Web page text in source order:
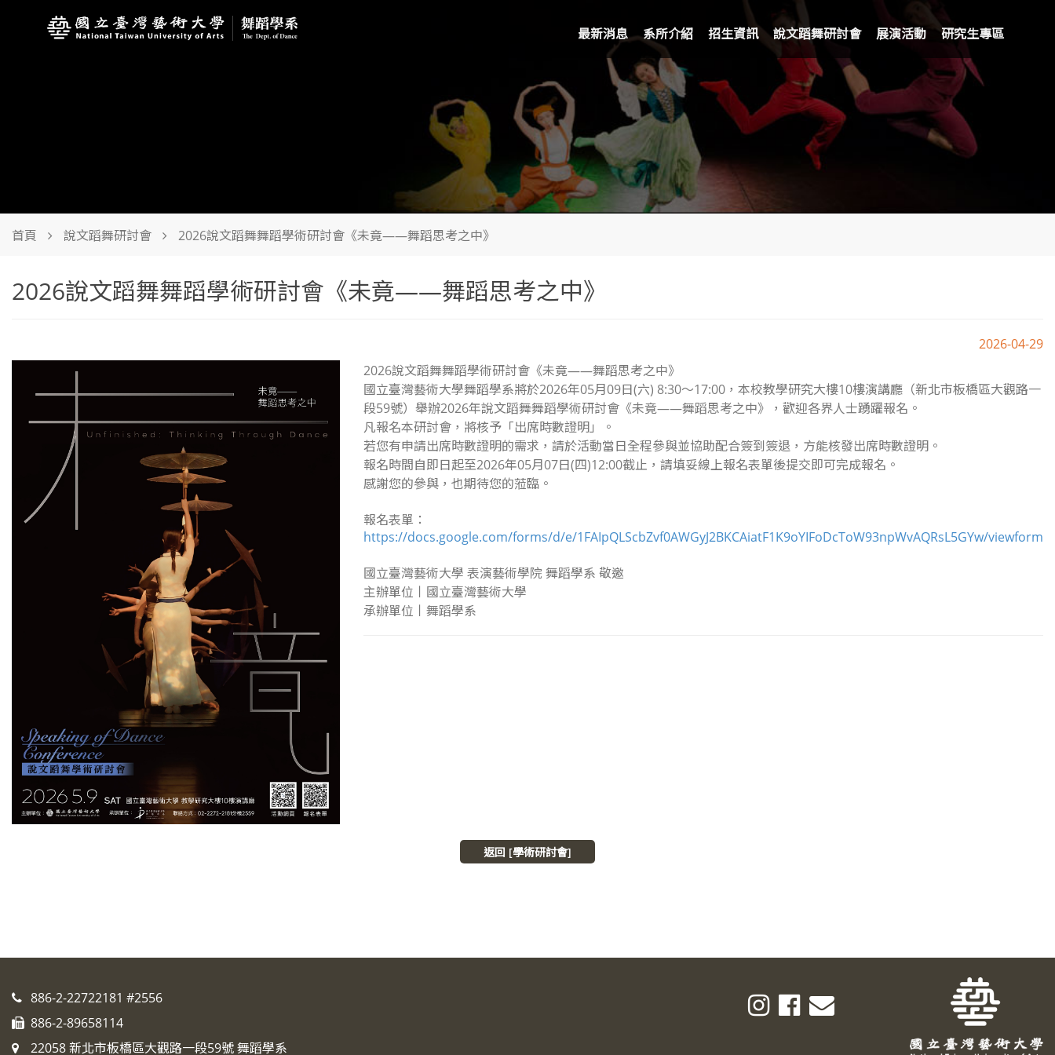
最新消息 系所介紹 招生資訊 說文蹈舞研討會 展演活動 研究生專區
首頁 說文蹈舞研討會 2026說文蹈舞舞蹈學術研討會《未竟——舞蹈思考之中》
2026說文蹈舞舞蹈學術研討會《未竟——舞蹈思考之中》
2026-04-29
2026說文蹈舞舞蹈學術研討會《未竟——舞蹈思考之中》
​國立臺灣藝術大學舞蹈學系將於2026年05月09日(六) 8:30～17:00，本校教學研究大樓10樓演講廳（新北市板橋區大觀路一
段59號）舉辦2026年說文蹈舞舞蹈學術研討會《未竟——舞蹈思考之中》，歡迎各界人士踴躍報名。
凡報名本研討會，將核予「出席時數證明」。
若您有申請出席時數證明的需求，請於活動當日全程參與並協助配合簽到簽退，方能核發出席時數證明。
​報名時間自即日起至2026年05月07日(四)12:00截止，請填妥線上報名表單後提交即可完成報名。
感謝您的參與，也期待您的蒞臨。
報名表單：
https://docs.google.com/forms/d/e/1FAIpQLScbZvf0AWGyJ2BKCAiatF1K9oYIFoDcToW93npWvAQRsL5GYw/viewform
國立臺灣藝術大學 表演藝術學院 舞蹈學系 敬邀
主辦單位丨國立臺灣藝術大學
承辦單位丨舞蹈學系
返回 [學術研討會]
886-2-22722181 #2556
886-2-89658114
22058 新北市板橋區大觀路一段59號 舞蹈學系